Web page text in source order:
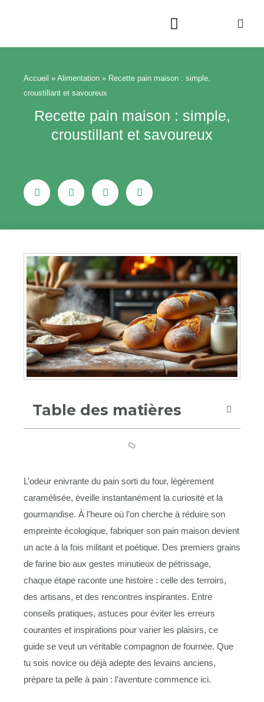
Accueil » Alimentation » Recette pain maison : simple,
croustillant et savoureux
Recette pain maison : simple,
croustillant et savoureux
Table des matières
L’odeur enivrante du pain sorti du four, légèrement
caramélisée, éveille instantanément la curiosité et la
gourmandise. À l’heure où l’on cherche à réduire son
empreinte écologique, fabriquer son pain maison devient
un acte à la fois militant et poétique. Des premiers grains
de farine bio aux gestes minutieux de pétrissage,
chaque étape raconte une histoire : celle des terroirs,
des artisans, et des rencontres inspirantes. Entre
conseils pratiques, astuces pour éviter les erreurs
courantes et inspirations pour varier les plaisirs, ce
guide se veut un véritable compagnon de fournée. Que
tu sois novice ou déjà adepte des levains anciens,
prépare ta pelle à pain : l’aventure commence ici.